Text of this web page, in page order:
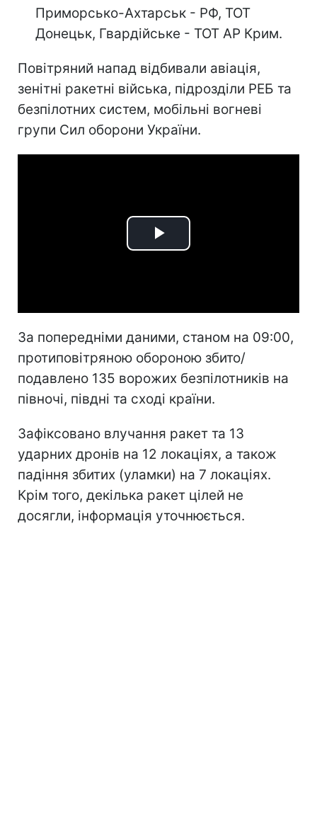
Приморсько-Ахтарськ - РФ, ТОТ
Донецьк, Гвардійське - ТОТ АР Крим.
Повітряний напад відбивали авіація,
зенітні ракетні війська, підрозділи РЕБ та
безпілотних систем, мобільні вогневі
групи Сил оборони України.
Play
За попередніми даними, станом на 09:00,
протиповітряною обороною збито/
подавлено 135 ворожих безпілотників на
півночі, півдні та сході країни.
Зафіксовано влучання ракет та 13
ударних дронів на 12 локаціях, а також
падіння збитих (уламки) на 7 локаціях.
Крім того, декілька ракет цілей не
досягли, інформація уточнюється.